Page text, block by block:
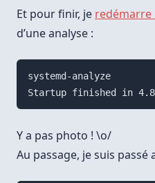
Et pour finir, je redémarre
d’une analyse :
systemd-analyze
Y a pas photo ! \o/
Au passage, je suis passé